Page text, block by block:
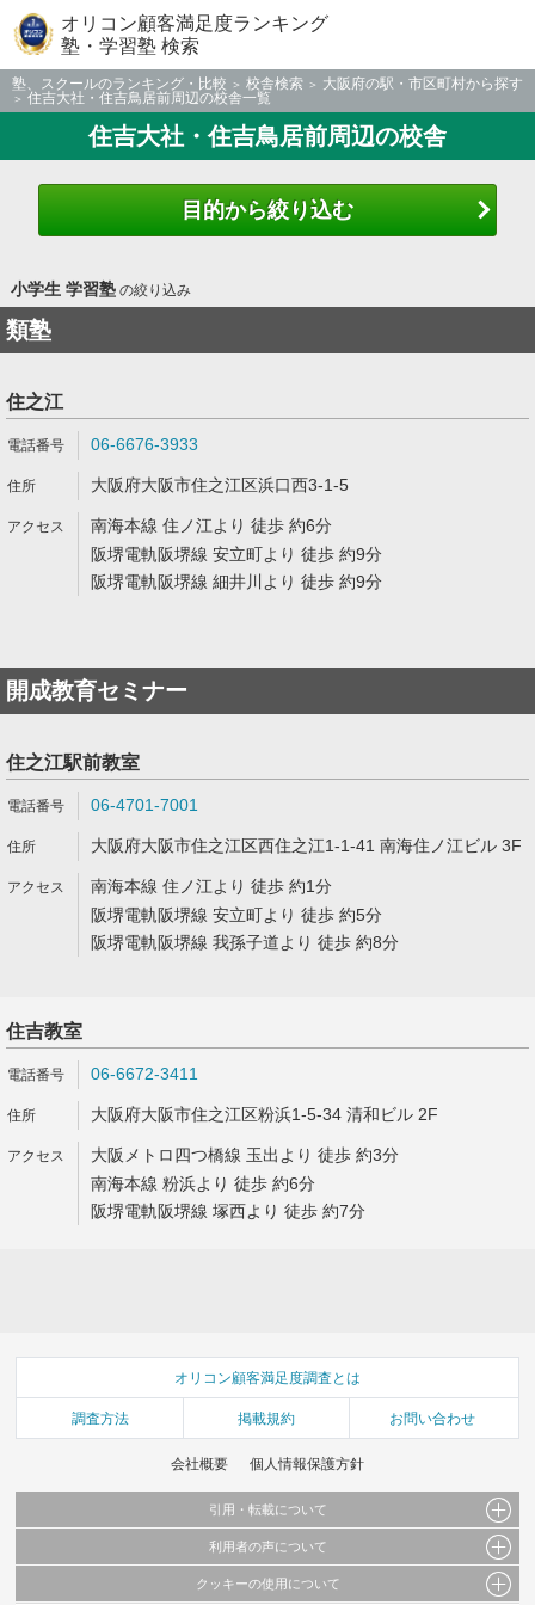
オリコン顧客満足度ランキング
塾・学習塾 検索
塾、スクールのランキング・比較 校舎検索
大阪府の駅・市区町村から探す
住吉大社・住吉鳥居前周辺の校舎一覧
住吉大社・住吉鳥居前周辺の校舎
目的から絞り込む
小学生 学習塾の絞り込み
類塾
住之江
06-6676-3933
大阪府大阪市住之江区浜口西3-1-5
南海本線 住ノ江より 徒歩 約6分
阪堺電軌阪堺線 安立町より 徒歩 約9分
阪堺電軌阪堺線 細井川より 徒歩 約9分
開成教育セミナー
住之江駅前教室
06-4701-7001
大阪府大阪市住之江区西住之江1-1-41 南海住ノ江ビル 3F
南海本線 住ノ江より 徒歩 約1分
阪堺電軌阪堺線 安立町より 徒歩 約5分
阪堺電軌阪堺線 我孫子道より 徒歩 約8分
住吉教室
06-6672-3411
大阪府大阪市住之江区粉浜1-5-34 清和ビル 2F
大阪メトロ四つ橋線 玉出より 徒歩 約3分
南海本線 粉浜より 徒歩 約6分
阪堺電軌阪堺線 塚西より 徒歩 約7分
オリコン顧客満足度調査とは
調査方法 掲載規約 お問い合わせ
会社概要 個人情報保護方針
引用・転載について
当サイトで公開されている情報（文字、写真、イラスト、画像データ等）及びこれらの配
これらの情報を権利者の許可なく無断転載・複製などの二次利用を行うことは固く禁じて
利用者の声について
当サイトに掲載している内容はすべてサービスの利用者が提出された見解・感想です。
クッキーの使用について